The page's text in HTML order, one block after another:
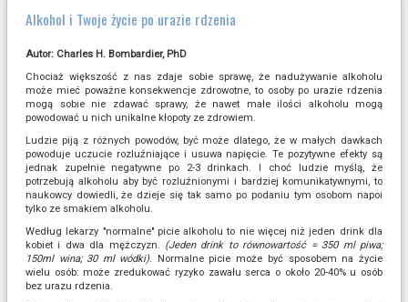
Alkohol i Twoje życie po urazie rdzenia
Autor: Charles H. Bombardier, PhD
Chociaż większość z nas zdaje sobie sprawę, że nadużywanie alkoholu
może mieć poważne konsekwencje zdrowotne, to osoby po urazie rdzenia
mogą sobie nie zdawać sprawy, że nawet małe ilości alkoholu mogą
powodować u nich unikalne kłopoty ze zdrowiem.
Ludzie piją z różnych powodów, być może dlatego, że w małych dawkach
powoduje uczucie rozluźniające i usuwa napięcie. Te pozytywne efekty są
jednak zupełnie negatywne po 2-3 drinkach. I choć ludzie myślą, że
potrzebują alkoholu aby być rozluźnionymi i bardziej komunikatywnymi, to
naukowcy dowiedli, że dzieje się tak samo po podaniu tym osobom napoi
tylko ze smakiem alkoholu.
Według lekarzy "normalne" picie alkoholu to nie więcej niż jeden drink dla
kobiet i dwa dla mężczyzn. (Jeden drink to równowartość = 350 ml piwa;
150ml wina; 30 ml wódki). Normalne picie może być sposobem na życie
wielu osób: może zredukować ryzyko zawału serca o około 20-40% u osób
bez urazu rdzenia.